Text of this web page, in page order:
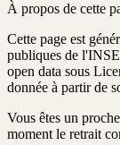
À propos de cette
Cette page est
publiques de
open data sous
donnée à partir de
Vous êtes un
moment le retrait